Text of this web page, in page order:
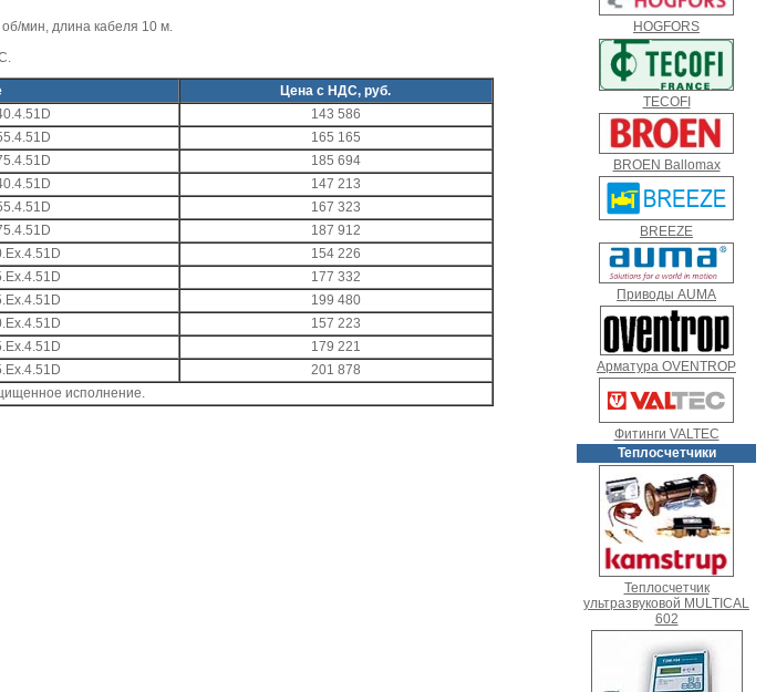
мин, длина кабеля 10 м.
Цена с НДС, руб.
143 586
165 165
185 694
147 213
167 323
187 912
154 226
177 332
199 480
157 223
179 221
201 878
исполнение.
HOGFORS
TECOFI
BROEN Ballomax
BREEZE
Приводы AUMA
Арматура OVENTROP
Фитинги VALTEC
Теплосчетчики
Теплосчетчик
ультразвуковой MULTICAL
602